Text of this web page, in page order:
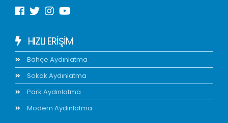
HIZLI ERIŞIM
Bahçe Aydınlatma
Sokak Aydınlatma
Park Aydınlatma
Modern Aydınlatma